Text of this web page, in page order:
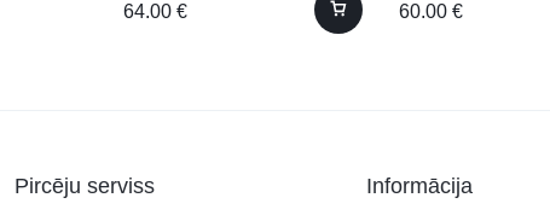
64.00 € 60.00 €
Pircēju serviss Informācija